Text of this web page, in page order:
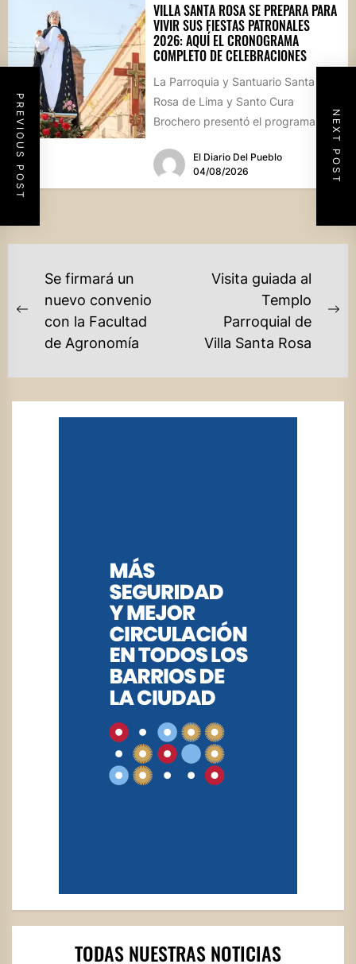
PREVIOUS POST NEXT POST
VILLA SANTA ROSA SE PREPARA PARA
VIVIR SUS FIESTAS PATRONALES
2026: AQUÍ EL CRONOGRAMA
COMPLETO DE CELEBRACIONES
La Parroquia y Santuario Santa
Rosa de Lima y Santo Cura
Brochero presentó el programa
El Diario Del Pueblo
04/08/2026
NAVEGACIÓN
DE
ENTRADAS
Previous
post:
Se firmará un
nuevo convenio
con la Facultad
de Agronomía
Visita guiada al
Templo
Parroquial de
Villa Santa Rosa
TODAS NUESTRAS NOTICIAS